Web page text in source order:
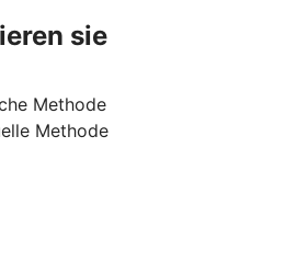
sie
Methode
Methode